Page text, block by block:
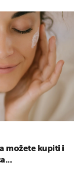
možete kupiti i